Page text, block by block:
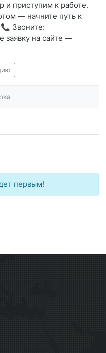
и приступим к работе.
— начните путь к
Звоните:
заявку на сайте —
первым!